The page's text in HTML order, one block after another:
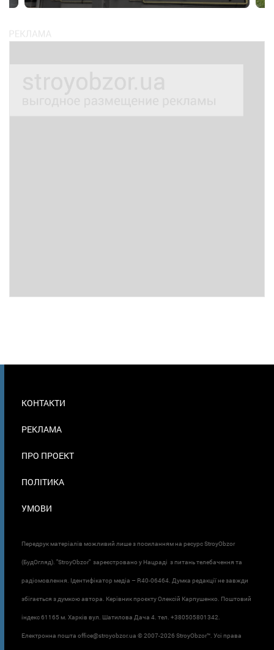
В
КОНТАКТИ
РЕКЛАМА
ПРО ПРОЕКТ
ПОЛІТИКА
УМОВИ
Передрук матеріалів можливий лише з посиланням на ресурс StroyObzor
(БудОгляд). "StroyObzor" зареєстровано у Нацраді з питань телебачення та
радіомовлення. Ідентифікатор медіа – R40-06464. Думка редакції не завжди
збігається з думкою автора. Керівник проєкту Олексій Карпушенко. Поштовий
індекс 61165 м. Харків вул. Шатилова Дача 4. тел. +380505801342.
Електронна пошта office@stroyobzor.ua © 2007-2026 StroyObzor™. Усі права